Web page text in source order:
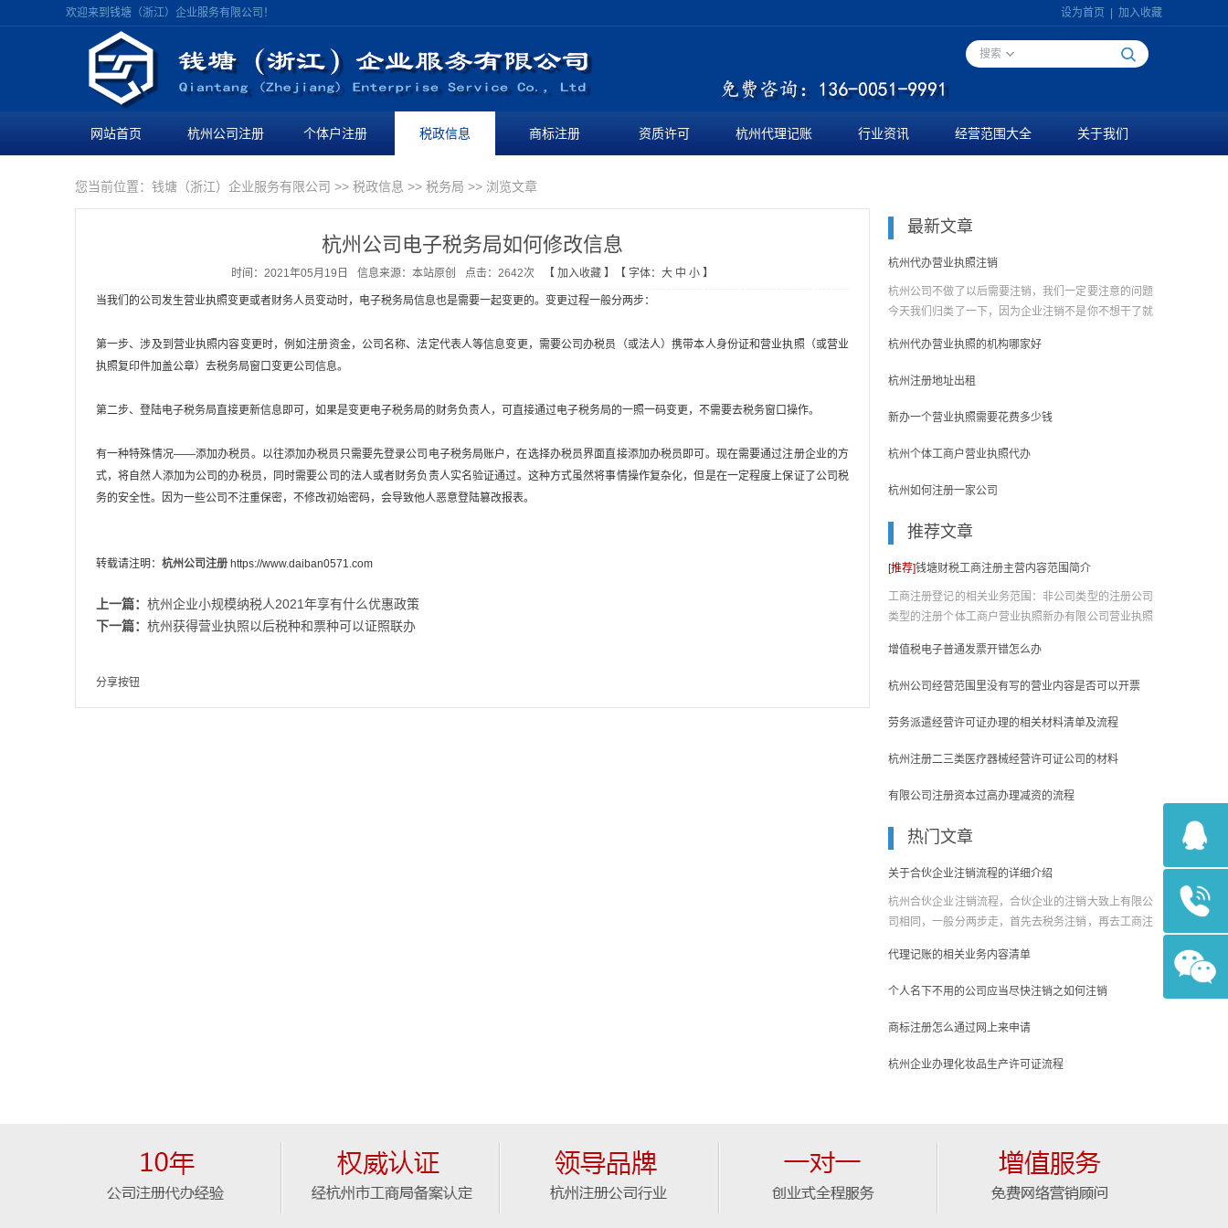
设为首页 加入收藏
欢迎来到钱塘（浙江）企业服务有限公司！
搜索
网站首页 杭州公司注册 个体户注册 税政信息 商标注册 资质许可 杭州代理记账 行业资讯 经营范围大全 关于我们
您当前位置： 钱塘（浙江）企业服务有限公司 >> 税政信息 >> 税务局 >> 浏览文章
杭州公司电子税务局如何修改信息
时间：2021年05月19日 信息来源：本站原创 点击： 2642次 【 加入收藏 】【 字体： 大 中 小 】
当我们的公司发生营业执照变更或者财务人员变动时，电子税务局信息也是需要一起变更的。变更过程一般分两步：
第一步、涉及到营业执照内容变更时，例如注册资金，公司名称、法定代表人等信息变更，需要公司办税员（或法人）携带本人身份证和营业执照（或营业
执照复印件加盖公章）去税务局窗口变更公司信息。
第二步、登陆电子税务局直接更新信息即可，如果是变更电子税务局的财务负责人，可直接通过电子税务局的一照一码变更，不需要去税务窗口操作。
有一种特殊情况——添加办税员。以往添加办税员只需要先登录公司电子税务局账户，在选择办税员界面直接添加办税员即可。现在需要通过注册企业的方
式，将自然人添加为公司的办税员，同时需要公司的法人或者财务负责人实名验证通过。这种方式虽然将事情操作复杂化，但是在一定程度上保证了公司税
务的安全性。因为一些公司不注重保密，不修改初始密码，会导致他人恶意登陆篡改报表。
转载请注明： 杭州公司注册 https://www.daiban0571.com
上一篇： 杭州企业小规模纳税人2021年享有什么优惠政策
下一篇： 杭州获得营业执照以后税种和票种可以证照联办
分享按钮
最新文章
杭州代办营业执照注销
杭州公司不做了以后需要注销，我们一定要注意的问题
今天我们归类了一下，因为企业注销不是你不想干了就
杭州代办营业执照的机构哪家好
杭州注册地址出租
新办一个营业执照需要花费多少钱
杭州个体工商户营业执照代办
杭州如何注册一家公司
推荐文章
[推荐]钱塘财税工商注册主营内容范围简介
工商注册登记的相关业务范围：非公司类型的注册公司
类型的注册个体工商户营业执照新办有限公司营业执照
增值税电子普通发票开错怎么办
杭州公司经营范围里没有写的营业内容是否可以开票
劳务派遣经营许可证办理的相关材料清单及流程
杭州注册二三类医疗器械经营许可证公司的材料
有限公司注册资本过高办理减资的流程
热门文章
关于合伙企业注销流程的详细介绍
杭州合伙企业注销流程，合伙企业的注销大致上有限公
司相同，一般分两步走，首先去税务注销，再去工商注
代理记账的相关业务内容清单
个人名下不用的公司应当尽快注销之如何注销
商标注册怎么通过网上来申请
杭州企业办理化妆品生产许可证流程